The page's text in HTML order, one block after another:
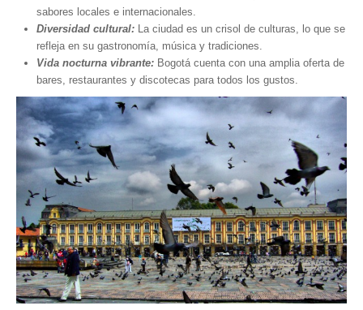
sabores locales e internacionales.
Diversidad cultural: La ciudad es un crisol de culturas, lo que se
refleja en su gastronomía, música y tradiciones.
Vida nocturna vibrante: Bogotá cuenta con una amplia oferta de
bares, restaurantes y discotecas para todos los gustos.